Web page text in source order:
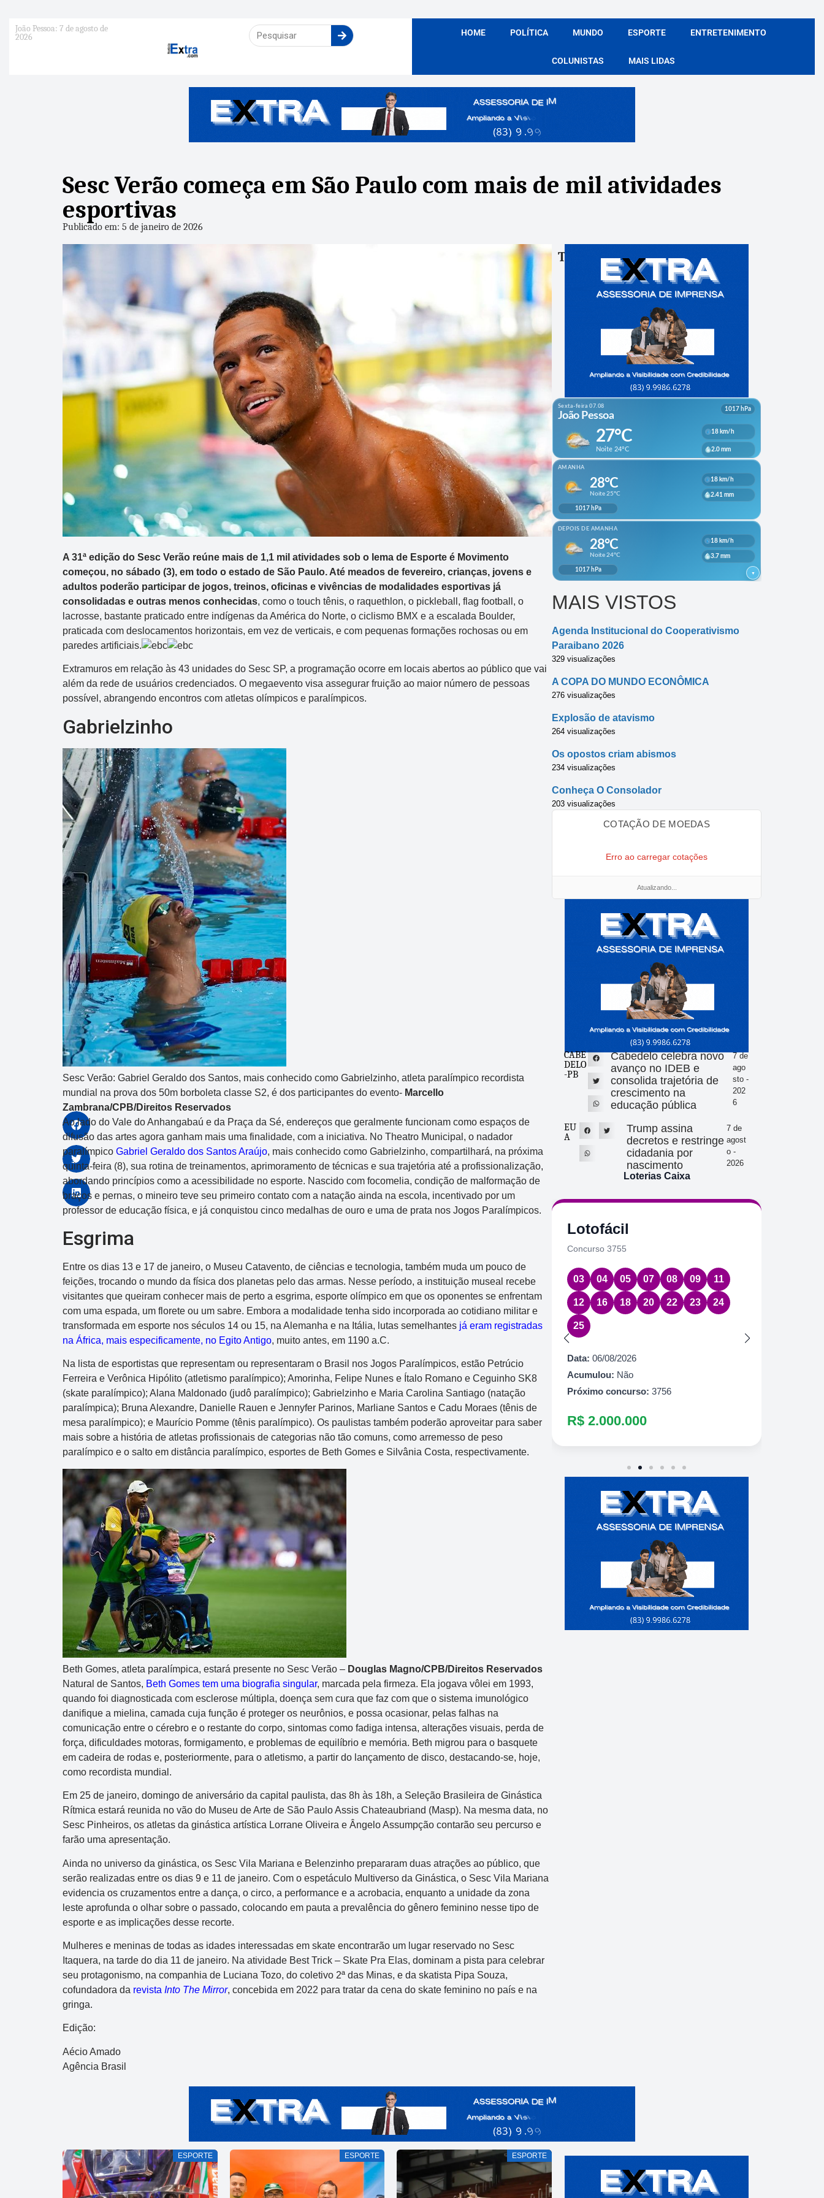
João Pessoa: 7 de agosto de
2026
HOME POLÍTICA MUNDO ESPORTE ENTRETENIMENTO
COLUNISTAS MAIS LIDAS
Sesc Verão começa em São Paulo com mais de mil atividades
esportivas
Publicado em: 5 de janeiro de 2026
A 31ª edição do Sesc Verão reúne mais de 1,1 mil atividades sob o lema de Esporte é Movimento
começou, no sábado (3), em todo o estado de São Paulo. Até meados de fevereiro, crianças, jovens e
adultos poderão participar de jogos, treinos, oficinas e vivências de modalidades esportivas já
consolidadas e outras menos conhecidas, como o touch tênis, o raquethlon, o pickleball, flag football, o
lacrosse, bastante praticado entre indígenas da América do Norte, o ciclismo BMX e a escalada Boulder,
praticada com deslocamentos horizontais, em vez de verticais, e com pequenas formações rochosas ou em
paredes artificiais.
Extramuros em relação às 43 unidades do Sesc SP, a programação ocorre em locais abertos ao público que vai
além da rede de usuários credenciados. O megaevento visa assegurar fruição ao maior número de pessoas
possível, abrangendo encontros com atletas olímpicos e paralímpicos.
Gabrielzinho
Sesc Verão: Gabriel Geraldo dos Santos, mais conhecido como Gabrielzinho, atleta paralímpico recordista
mundial na prova dos 50m borboleta classe S2, é dos participantes do evento- Marcello
Zambrana/CPB/Direitos Reservados
Ao lado do Vale do Anhangabaú e da Praça da Sé, endereços que geralmente funcionam como espaços de
difusão das artes agora ganham mais uma finalidade, com a iniciativa. No Theatro Municipal, o nadador
paralímpico Gabriel Geraldo dos Santos Araújo, mais conhecido como Gabrielzinho, compartilhará, na próxima
quinta-feira (8), sua rotina de treinamentos, aprimoramento de técnicas e sua trajetória até a profissionalização,
abordando princípios como a acessibilidade no esporte. Nascido com focomelia, condição de malformação de
braços e pernas, o mineiro teve seu primeiro contato com a natação ainda na escola, incentivado por um
professor de educação física, e já conquistou cinco medalhas de ouro e uma de prata nos Jogos Paralímpicos.
Esgrima
Entre os dias 13 e 17 de janeiro, o Museu Catavento, de ciências e tecnologia, também muda um pouco de
feições, trocando o mundo da física dos planetas pelo das armas. Nesse período, a instituição museal recebe
visitantes que queiram conhecer mais de perto a esgrima, esporte olímpico em que os oponentes se enfrentam
com uma espada, um florete ou um sabre. Embora a modalidade tenha sido incorporada ao cotidiano militar e
transformada em esporte nos séculos 14 ou 15, na Alemanha e na Itália, lutas semelhantes já eram registradas
na África, mais especificamente, no Egito Antigo, muito antes, em 1190 a.C.
Na lista de esportistas que representam ou representaram o Brasil nos Jogos Paralímpicos, estão Petrúcio
Ferreira e Verônica Hipólito (atletismo paralímpico); Amorinha, Felipe Nunes e Ítalo Romano e Ceguinho SK8
(skate paralímpico); Alana Maldonado (judô paralímpico); Gabrielzinho e Maria Carolina Santiago (natação
paralímpica); Bruna Alexandre, Danielle Rauen e Jennyfer Parinos, Marliane Santos e Cadu Moraes (tênis de
mesa paralímpico); e Maurício Pomme (tênis paralímpico). Os paulistas também poderão aproveitar para saber
mais sobre a história de atletas profissionais de categorias não tão comuns, como arremesso de peso
paralímpico e o salto em distância paralímpico, esportes de Beth Gomes e Silvânia Costa, respectivamente.
Beth Gomes, atleta paralímpica, estará presente no Sesc Verão – Douglas Magno/CPB/Direitos Reservados
Natural de Santos, Beth Gomes tem uma biografia singular, marcada pela firmeza. Ela jogava vôlei em 1993,
quando foi diagnosticada com esclerose múltipla, doença sem cura que faz com que o sistema imunológico
danifique a mielina, camada cuja função é proteger os neurônios, e possa ocasionar, pelas falhas na
comunicação entre o cérebro e o restante do corpo, sintomas como fadiga intensa, alterações visuais, perda de
força, dificuldades motoras, formigamento, e problemas de equilíbrio e memória. Beth migrou para o basquete
em cadeira de rodas e, posteriormente, para o atletismo, a partir do lançamento de disco, destacando-se, hoje,
como recordista mundial.
Em 25 de janeiro, domingo de aniversário da capital paulista, das 8h às 18h, a Seleção Brasileira de Ginástica
Rítmica estará reunida no vão do Museu de Arte de São Paulo Assis Chateaubriand (Masp). Na mesma data, no
Sesc Pinheiros, os atletas da ginástica artística Lorrane Oliveira e Ângelo Assumpção contarão seu percurso e
farão uma apresentação.
Ainda no universo da ginástica, os Sesc Vila Mariana e Belenzinho prepararam duas atrações ao público, que
serão realizadas entre os dias 9 e 11 de janeiro. Com o espetáculo Multiverso da Ginástica, o Sesc Vila Mariana
evidencia os cruzamentos entre a dança, o circo, a performance e a acrobacia, enquanto a unidade da zona
leste aprofunda o olhar sobre o passado, colocando em pauta a prevalência do gênero feminino nesse tipo de
esporte e as implicações desse recorte.
Mulheres e meninas de todas as idades interessadas em skate encontrarão um lugar reservado no Sesc
Itaquera, na tarde do dia 11 de janeiro. Na atividade Best Trick – Skate Pra Elas, dominam a pista para celebrar
seu protagonismo, na companhia de Luciana Tozo, do coletivo 2ª das Minas, e da skatista Pipa Souza,
cofundadora da revista Into The Mirror, concebida em 2022 para tratar da cena do skate feminino no país e na
gringa.
Edição:
Aécio Amado
Agência Brasil
Tags:Compartile:
MAIS VISTOS
Agenda Institucional do Cooperativismo
Paraibano 2026
329 visualizações
A COPA DO MUNDO ECONÔMICA
276 visualizações
Explosão de atavismo
264 visualizações
Os opostos criam abismos
234 visualizações
Conheça O Consolador
203 visualizações
COTAÇÃO DE MOEDAS
Erro ao carregar cotações
Atualizando...
CABE
DELO
-PB
Cabedelo celebra novo
avanço no IDEB e
consolida trajetória de
crescimento na
educação pública
7 de
ago
sto -
202
6
EU
A
Trump assina
decretos e restringe
cidadania por
nascimento
7 de
agost
o -
2026
Loterias Caixa
10 14 16 21 30 31 02
11 34 35 38 48
05/08/2026
Próximo concurso:2993
R$ 750.000
16 21 24 31 43 54
Data:06/08/2026
Acumulou:Sim
Próximo concurso:
R$ 165.000.000
Lotofácil
Concurso 3755
03 04 05 07 08 09 11
12 16 18 20 22 23 24
25
Data: 06/08/2026
Acumulou: Não
Próximo concurso: 3756
R$ 2.000.000
ESPORTE ESPORTE ESPORTE